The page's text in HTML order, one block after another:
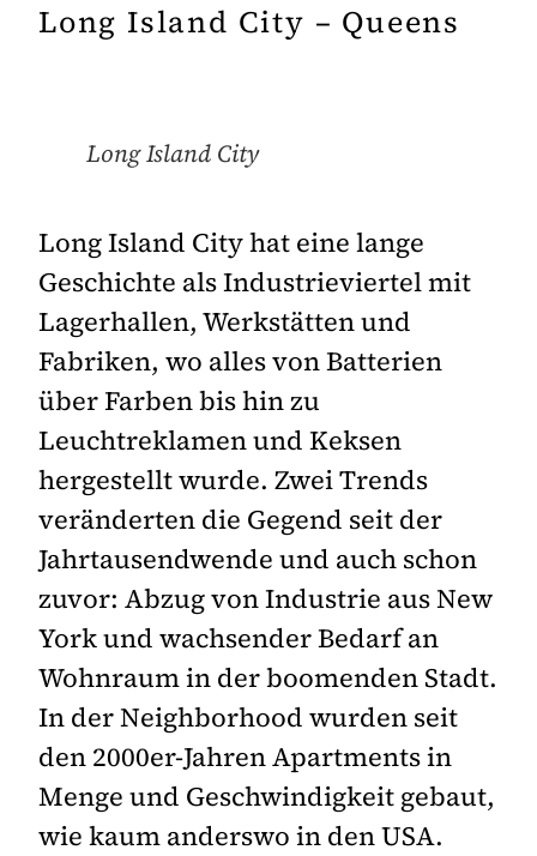
Long Island City – Queens
Long Island City
Long Island City hat eine lange
Geschichte als Industrieviertel mit
Lagerhallen, Werkstätten und
Fabriken, wo alles von Batterien
über Farben bis hin zu
Leuchtreklamen und Keksen
hergestellt wurde. Zwei Trends
veränderten die Gegend seit der
Jahrtausendwende und auch schon
zuvor: Abzug von Industrie aus New
York und wachsender Bedarf an
Wohnraum in der boomenden Stadt.
In der Neighborhood wurden seit
den 2000er-Jahren Apartments in
Menge und Geschwindigkeit gebaut,
wie kaum anderswo in den USA.